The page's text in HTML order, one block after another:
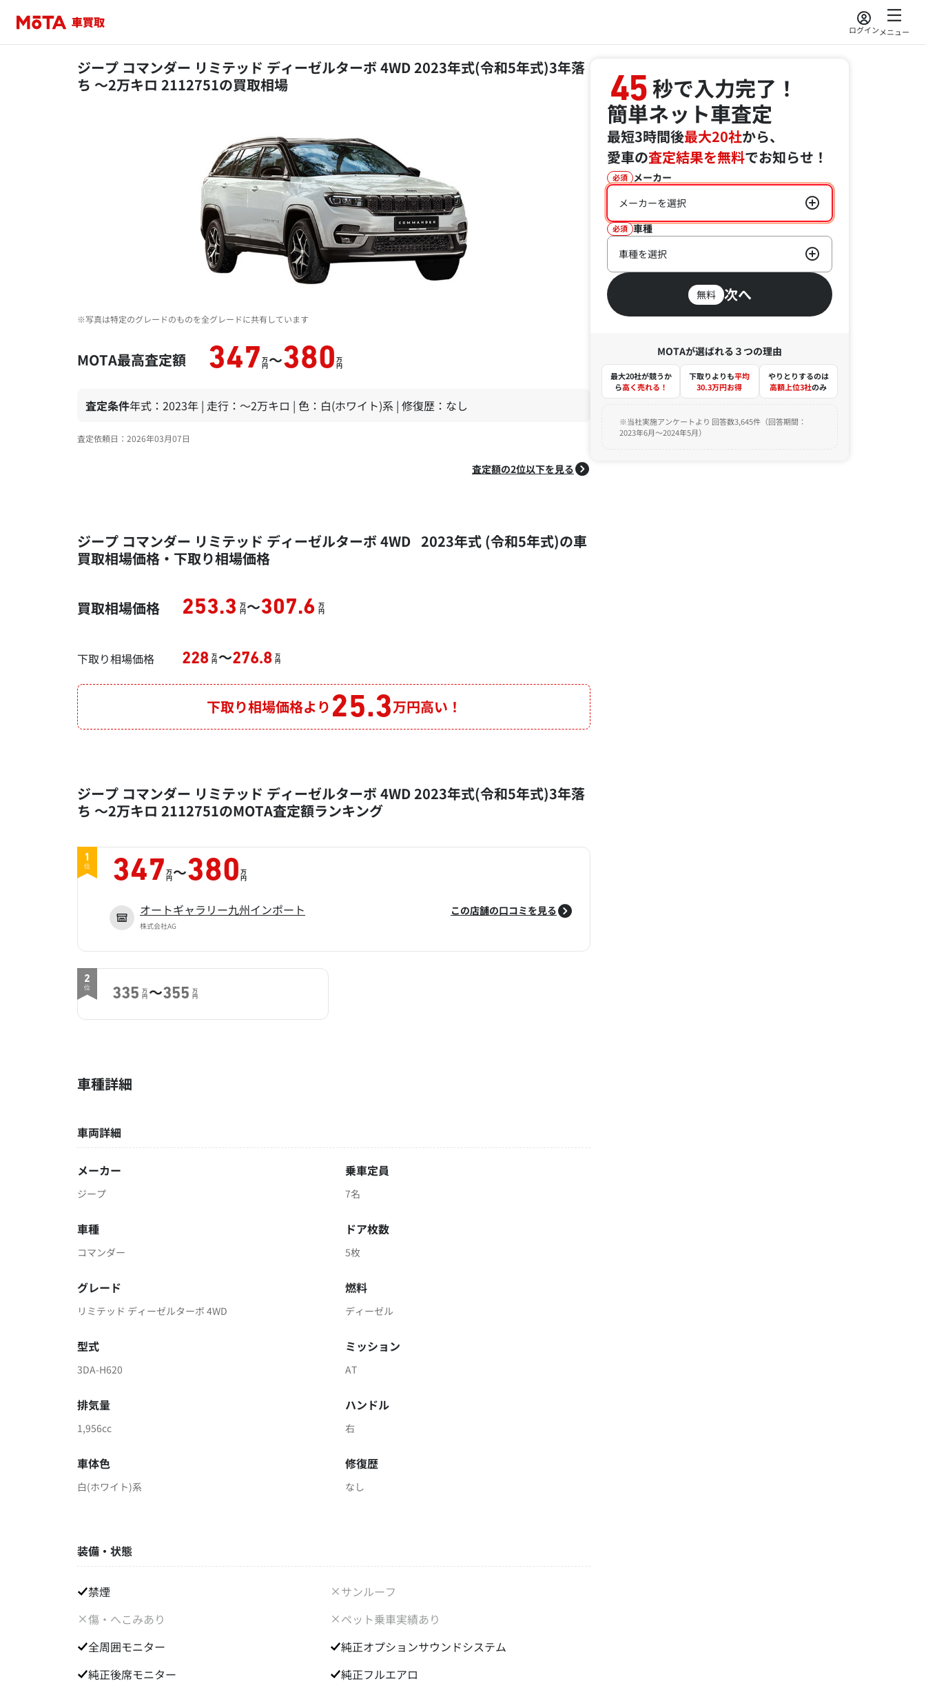
ログインメニュー
ジープ コマンダー リミテッド ディーゼルターボ 4WD 2023年式(令和5年式)3年落
ち ～2万キロ 2112751の買取相場
※写真は特定のグレードのものを全グレードに共有しています
MOTA最高査定額 347 万
円～380 万
円
査定条件年式：2023年 | 走行：～2万キロ | 色：白(ホワイト)系 | 修復歴：なし
査定依頼日：2026年03月07日
査定額の2位以下を見る
ジープ コマンダー リミテッド ディーゼルターボ 4WD 2023年式 (令和5年式)の車
買取相場価格・下取り相場価格
買取相場価格 253.3 万
円～307.6 万
円
下取り相場価格 228 万
円 ～276.8 万
円
下取り相場価格より 25.3万円高い！
ジープ コマンダー リミテッド ディーゼルターボ 4WD 2023年式(令和5年式)3年落
ち ～2万キロ 2112751のMOTA査定額ランキング
1
位 347 万
円～380 万
円
オートギャラリー九州インポート
株式会社AG
この店舗の口コミを見る
2
位 335 万
円 ～355 万
円
車種詳細
車両詳細
メーカー
ジープ
乗車定員
7名
車種
コマンダー
ドア枚数
5枚
グレード
リミテッド ディーゼルターボ 4WD
燃料
ディーゼル
型式
3DA-H620
ミッション
AT
排気量
1,956cc
ハンドル
右
車体色
白(ホワイト)系
修復歴
なし
装備・状態
禁煙
サンルーフ
傷・へこみあり
ペット乗車実績あり
全周囲モニター
純正オプションサウンドシステム
純正後席モニター
純正フルエアロ
45秒で入力完了！
簡単ネット車査定
最短3時間後最大20社から、
愛車の査定結果を無料でお知らせ！
必須 メーカー
メーカーを選択
必須 車種
車種を選択
無料 次へ
MOTAが選ばれる３つの理由
最大20社が競うか
ら高く売れる！
下取りよりも平均
30.3万円お得
やりとりするのは
高額上位3社のみ
※当社実施アンケートより 回答数3,645件（回答期間：
2023年6月～2024年5月）